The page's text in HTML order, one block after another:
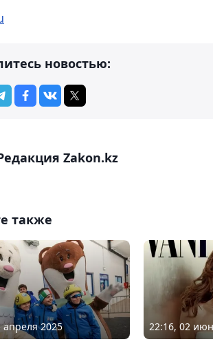
новостью:
Zakon.kz
также
апреля 2025 22:16, 02